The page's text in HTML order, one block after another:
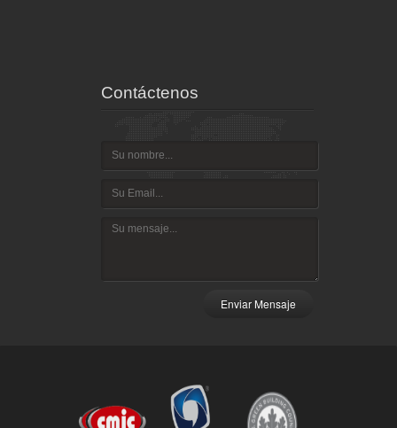
Contáctenos
Enviar Mensaje